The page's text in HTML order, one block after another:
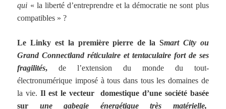
qui « la liberté d’entreprendre et la démocratie ne sont plus
compatibles » ?
Le Linky est la première pierre de la Smart City ou
Grand Connectland réticulaire et tentaculaire fort de ses
fragilités,de l’extension du monde du tout-
électronumérique imposé à tous dans tous les domaines de
la vie.Il est le vecteur domestique d’une société basée
sur une gabegie énergétique très matérielle,